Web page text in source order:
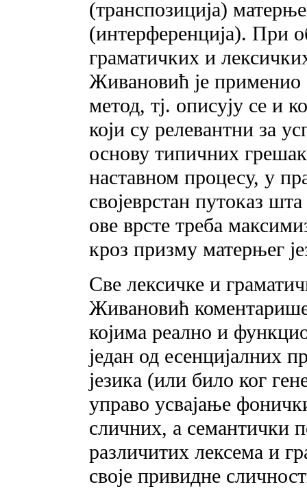
(транспозиција)
(интерференција). При
граматичких и
Живановић је применио
метод, тј. описују се и
који су релевантни за
основу типичних
наставном процесу, у
својеврстан путоказ
ове врсте треба
кроз призму матерњег
Све лексичке и
Живановић
којима реално и
један од есенцијалних
језика (или било ког
управо усвајање
сличних, a семантички
различитих лексема и
своје привидне